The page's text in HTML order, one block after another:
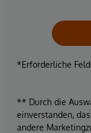
*Erforderliche
** Durch die
einverstanden,
andere